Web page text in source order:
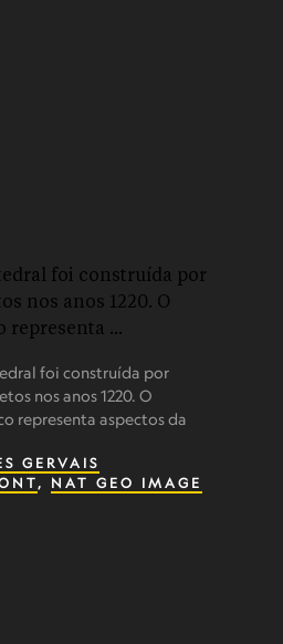
foi construída por
nos anos 1220. O
representa aspectos da
GERVAIS
, NAT GEO IMAGE